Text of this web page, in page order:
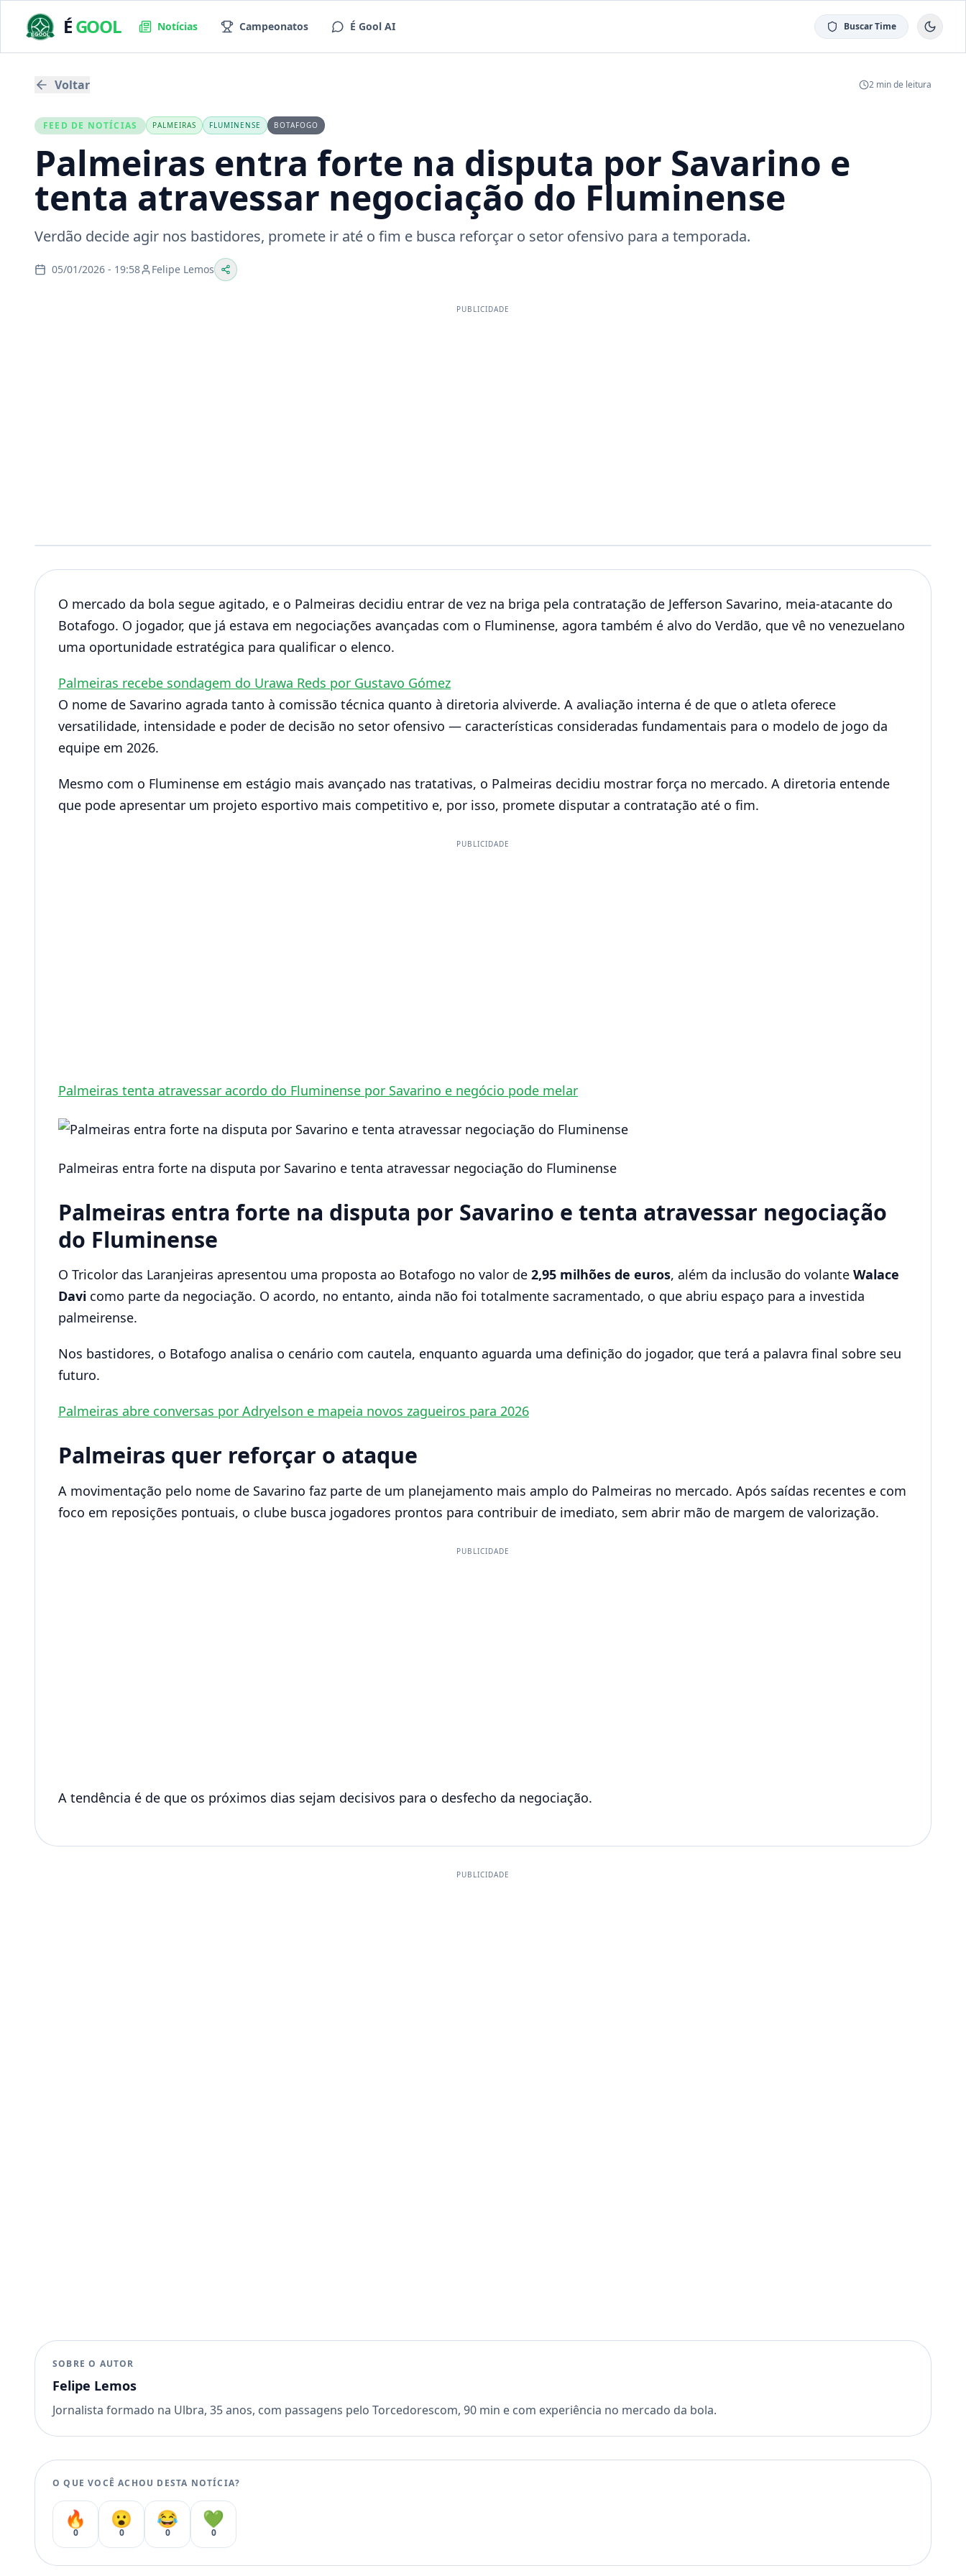
ÉGOOL Notícias Campeonatos É Gool AI Buscar Time
Voltar 2 min de leitura
FEED DE NOTÍCIAS PALMEIRAS FLUMINENSE BOTAFOGO
Palmeiras entra forte na disputa por Savarino e
tenta atravessar negociação do Fluminense
Verdão decide agir nos bastidores, promete ir até o fim e busca reforçar o setor ofensivo para a temporada.
05/01/2026 - 19:58 Felipe Lemos
PUBLICIDADE
O mercado da bola segue agitado, e o Palmeiras decidiu entrar de vez na briga pela contratação de Jefferson Savarino, meia-atacante do
Botafogo. O jogador, que já estava em negociações avançadas com o Fluminense, agora também é alvo do Verdão, que vê no venezuelano
uma oportunidade estratégica para qualificar o elenco.
Palmeiras recebe sondagem do Urawa Reds por Gustavo Gómez
O nome de Savarino agrada tanto à comissão técnica quanto à diretoria alviverde. A avaliação interna é de que o atleta oferece
versatilidade, intensidade e poder de decisão no setor ofensivo — características consideradas fundamentais para o modelo de jogo da
equipe em 2026.
Mesmo com o Fluminense em estágio mais avançado nas tratativas, o Palmeiras decidiu mostrar força no mercado. A diretoria entende
que pode apresentar um projeto esportivo mais competitivo e, por isso, promete disputar a contratação até o fim.
PUBLICIDADE
Palmeiras tenta atravessar acordo do Fluminense por Savarino e negócio pode melar
Palmeiras entra forte na disputa por Savarino e tenta atravessar negociação do Fluminense
Palmeiras entra forte na disputa por Savarino e tenta atravessar negociação
do Fluminense
O Tricolor das Laranjeiras apresentou uma proposta ao Botafogo no valor de 2,95 milhões de euros, além da inclusão do volante Walace
Davi como parte da negociação. O acordo, no entanto, ainda não foi totalmente sacramentado, o que abriu espaço para a investida
palmeirense.
Nos bastidores, o Botafogo analisa o cenário com cautela, enquanto aguarda uma definição do jogador, que terá a palavra final sobre seu
futuro.
Palmeiras abre conversas por Adryelson e mapeia novos zagueiros para 2026
Palmeiras quer reforçar o ataque
A movimentação pelo nome de Savarino faz parte de um planejamento mais amplo do Palmeiras no mercado. Após saídas recentes e com
foco em reposições pontuais, o clube busca jogadores prontos para contribuir de imediato, sem abrir mão de margem de valorização.
PUBLICIDADE
A tendência é de que os próximos dias sejam decisivos para o desfecho da negociação.
PUBLICIDADE
SOBRE O AUTOR
Felipe Lemos
Jornalista formado na Ulbra, 35 anos, com passagens pelo Torcedorescom, 90 min e com experiência no mercado da bola.
O QUE VOCÊ ACHOU DESTA NOTÍCIA?
🔥
0
😮
0
😂
0
💚
0